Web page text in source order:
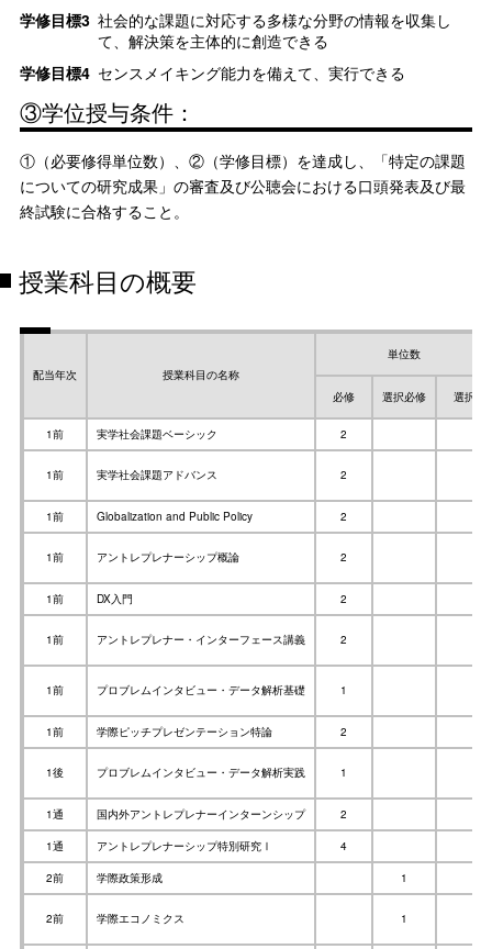
学修目標3 社会的な課題に対応する多様な分野の情報を収集し
て、解決策を主体的に創造できる
学修目標4 センスメイキング能力を備えて、実行できる
③学位授与条件：
①（必要修得単位数）、②（学修目標）を達成し、「特定の課題
についての研究成果」の審査及び公聴会における口頭発表及び最
終試験に合格すること。
授業科目の概要
配当年次 授業科目の名称
単位数
必修 選択必修 選択
1前 実学社会課題ベーシック 2
1前 実学社会課題アドバンス 2
1前 Globalization and Public Policy 2
1前 アントレプレナーシップ概論 2
1前 DX入門 2
1前 アントレプレナー・インターフェース講義 2
1前 プロブレムインタビュー・データ解析基礎 1
1前 学際ピッチプレゼンテーション特論 2
1後 プロブレムインタビュー・データ解析実践 1
1通 国内外アントレプレナーインターンシップ 2
1通 アントレプレナーシップ特別研究Ⅰ 4
2前 学際政策形成 1
2前 学際エコノミクス 1